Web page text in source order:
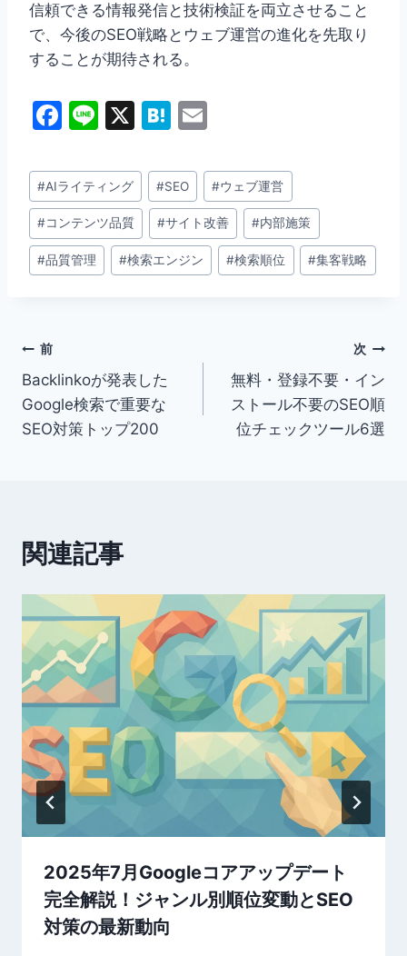
信頼できる情報発信と技術検証を両立させること
で、今後のSEO戦略とウェブ運営の進化を先取り
することが期待される。
F
c
e
b
o
Li
e
X
H
e
n
a
ai
l
投
稿
タ
グ:
#AIライティング #SEO #ウェブ運営
#コンテンツ品質 #サイト改善 #内部施策
#品質管理 #検索エンジン #検索順位 #集客戦略
投
稿
ナ
ー
ョ
ン
前
Backlinkoが発表した
Google検索で重要な
SEO対策トップ200
次
無料・登録不要・イン
ストール不要のSEO順
位チェックツール6選
関連記事
2025年7月Googleコアアップデート
完全解説！ジャンル別順位変動とSEO
対策の最新動向